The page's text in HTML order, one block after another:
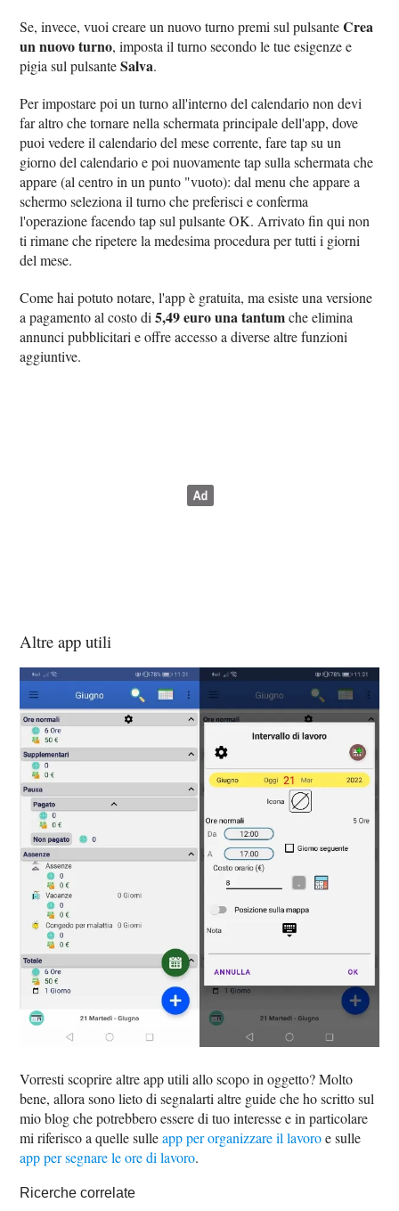
Se, invece, vuoi creare un nuovo turno premi sul pulsanteCrea
un nuovo turno, imposta il turno secondo le tue esigenze e
pigia sul pulsanteSalva.
Per impostare poi un turno all'interno del calendario non devi
far altro che tornare nella schermata principale dell'app, dove
puoi vedere il calendario del mese corrente, fare tap su un
giorno del calendario e poi nuovamente tap sulla schermata che
appare (al centro in un punto "vuoto): dal menu che appare a
schermo seleziona il turno che preferisci e conferma
l'operazione facendo tap sul pulsante OK. Arrivato fin qui non
ti rimane che ripetere la medesima procedura per tutti i giorni
del mese.
Come hai potuto notare, l'app è gratuita, ma esiste una versione
a pagamento al costo di5,49 euro una tantumche elimina
annunci pubblicitari e offre accesso a diverse altre funzioni
aggiuntive.
Altre app utili
Vorresti scoprire altre app utili allo scopo in oggetto? Molto
bene, allora sono lieto di segnalarti altre guide che ho scritto sul
mio blog che potrebbero essere di tuo interesse e in particolare
mi riferisco a quelle sulleapp per organizzare il lavoroe sulle
app per segnare le ore di lavoro.